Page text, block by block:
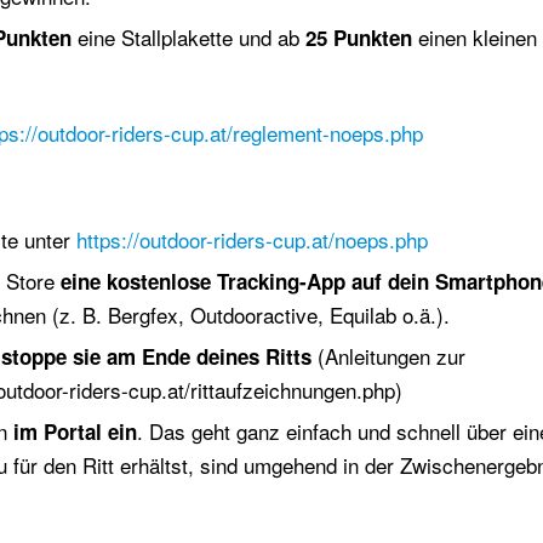
eine Stallplakette und ab25 Punkten einen kleinen
outdoor-riders-cup.at/reglement-noeps.php
unter https://outdoor-riders-cup.at/noeps.php
Storeeine kostenlose Tracking-App auf dein
(z. B. Bergfex, Outdooractive, Equilab o.ä.).
stoppe sie am Ende deines Ritts (Anleitungen zur
riders-cup.at/rittaufzeichnungen.php)
im Portal ein. Das geht ganz einfach und schnell über
den Ritt erhältst, sind umgehend in der